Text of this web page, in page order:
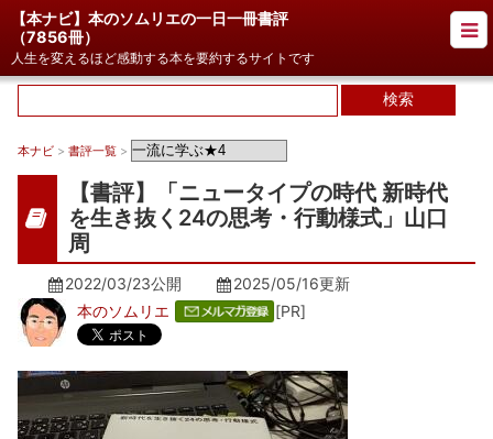
【本ナビ】本のソムリエの一日一冊書評
（7856冊）
人生を変えるほど感動する本を要約するサイトです
本ナビ > 書評一覧 >
【書評】「ニュータイプの時代 新時代
を生き抜く24の思考・行動様式」山口
周
2022/03/23公開 2025/05/16更新
本のソムリエ
[PR]